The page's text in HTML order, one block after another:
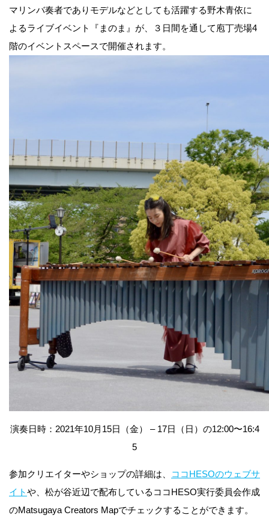
マリンバ奏者でありモデルなどとしても活躍する野木青依に
よるライブイベント『まのま』が、３日間を通して庖丁売場4
階のイベントスペースで開催されます。
演奏日時：2021年10月15日（金） – 17日（日）の12:00〜16:4
5
参加クリエイターやショップの詳細は、
ココHESOのウェブサ
イトや、松が谷近辺で配布しているココHESO実行委員会作成
のMatsugaya Creators Mapでチェックすることができます。